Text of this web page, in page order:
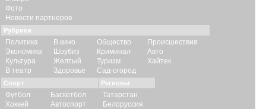
Фото
Новости партнеров
Рубрики
Политика
Экономика
Культура
В театр
В кино
Шоубиз
Желтый
Здоровье
Общество
Криминал
Туризм
Сад-огород
Происшествия
Авто
Хайтек
Спорт
Футбол
Хоккей
Баскетбол
Автоспорт
Регионы
Татарстан
Белоруссия